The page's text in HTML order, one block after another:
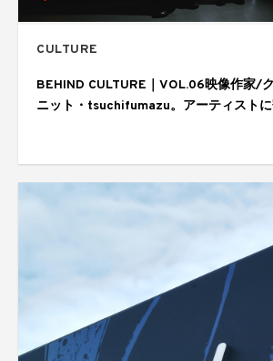
CULTURE
BEHIND CULTURE｜VOL.06映像作家/
ニット・tsuchifumazu。アーティスト